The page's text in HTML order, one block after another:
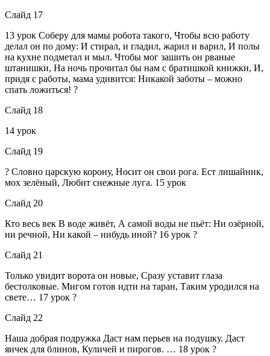
Слайд 17
13 урок Соберу для мамы робота такого, Чтобы всю работу
делал он по дому: И стирал, и гладил, жарил и варил, И полы
на кухне подметал и мыл. Чтобы мог зашить он рваные
штанишки, На ночь прочитал бы нам с братишкой книжки, И,
придя с работы, мама удивится: Никакой заботы – можно
спать ложиться! ?
Слайд 18
14 урок
Слайд 19
? Словно царскую корону, Носит он свои рога. Ест лишайник,
мох зелёный, Любит снежные луга. 15 урок
Слайд 20
Кто весь век В воде живёт, А самой воды не пьёт: Ни озёрной,
ни речной, Ни какой – нибудь иной? 16 урок ?
Слайд 21
Только увидит ворота он новые, Сразу уставит глаза
бестолковые. Мигом готов идти на таран, Таким уродился на
свете… 17 урок ?
Слайд 22
Наша добрая подружка Даст нам перьев на подушку. Даст
яичек для блинов, Куличей и пирогов. … 18 урок ?